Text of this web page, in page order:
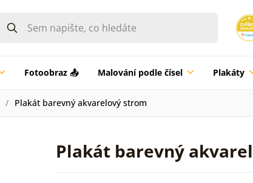
Fotoobraz 📤 Malování podle čísel Plakáty
Plakát barevný akvarelový strom
Plakát barevný